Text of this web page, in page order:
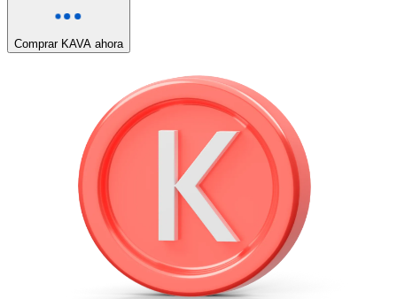
Comprar KAVA ahora